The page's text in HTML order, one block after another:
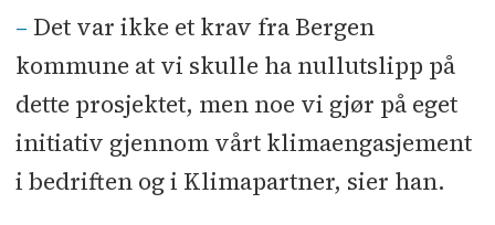
– Det var ikke et krav fra Bergen
kommune at vi skulle ha nullutslipp på
dette prosjektet, men noe vi gjør på eget
initiativ gjennom vårt klimaengasjement
i bedriften og i Klimapartner, sier han.